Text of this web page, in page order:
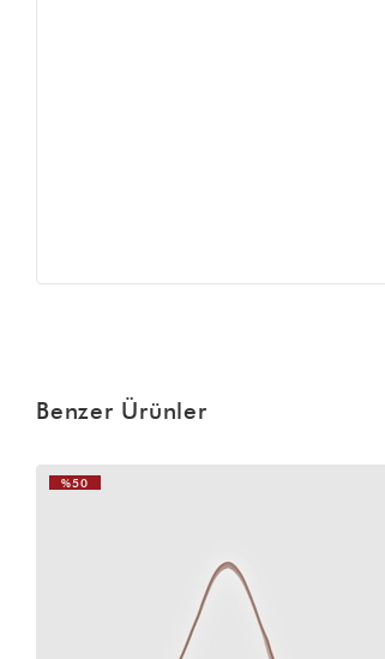
Benzer Ürünler
%50